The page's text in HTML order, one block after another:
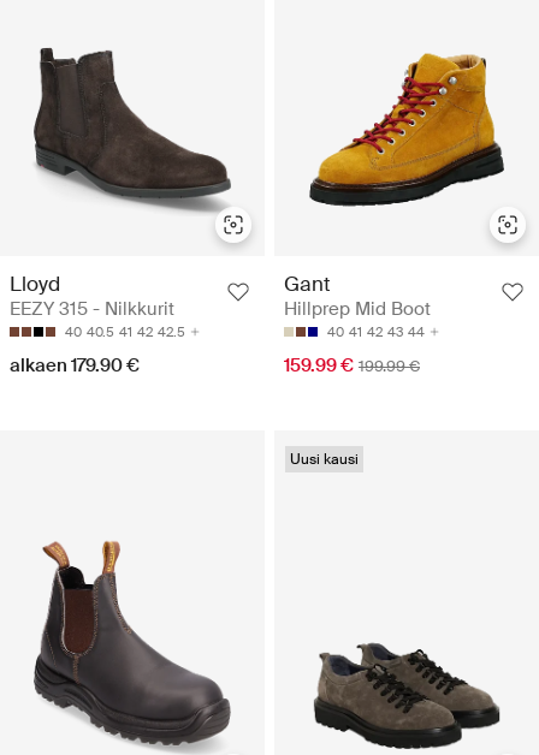
Lloyd
EEZY 315 - Nilkkurit
40 40.5 41 42 42.5
alkaen 179.90 €
Gant
Hillprep Mid Boot
40 41 42 43 44
159.99 € 199.99 €
Uusi kausi